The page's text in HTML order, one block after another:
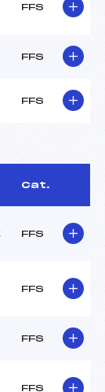
FFS
FFS
FFS
Cat.
FFS
FFS
FFS
FFS